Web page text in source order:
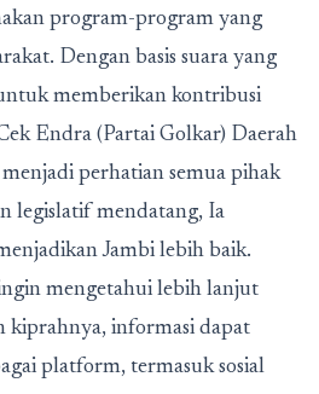
program-program yang
Dengan basis suara yang
memberikan kontribusi
Endra (Partai Golkar) Daerah
perhatian semua pihak
legislatif mendatang, Ia
Jambi lebih baik.
mengetahui lebih lanjut
kiprahnya, informasi dapat
platform, termasuk sosial